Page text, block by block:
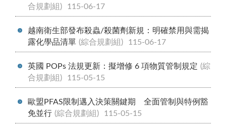
合規劃組)
115-06-17
越南衛生部發布殺蟲/殺菌劑新規：明確禁用與需揭
露化學品清單 (綜合規劃組) 115-06-17
英國 POPs 法規更新：擬增修 6 項物質管制規定 (綜
合規劃組)
115-05-15
歐盟PFAS限制邁入決策關鍵期 全面管制與特例豁
免並行 (綜合規劃組) 115-05-15